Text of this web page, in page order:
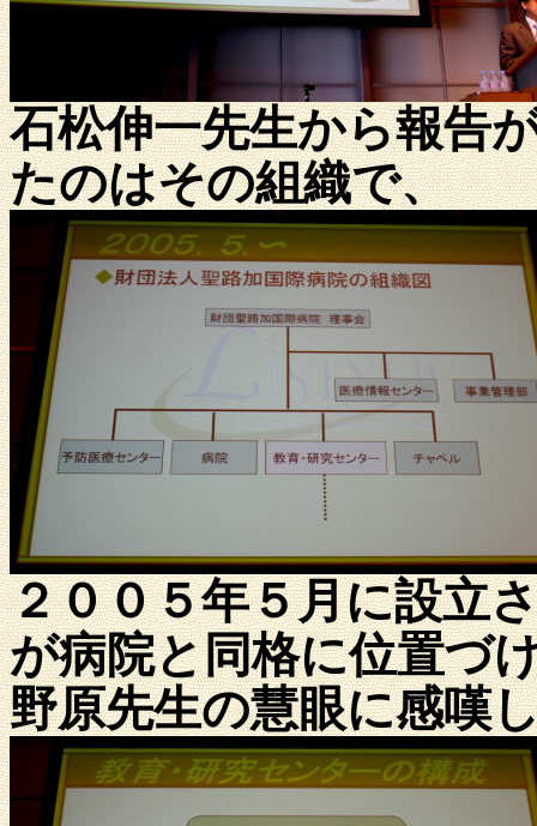
石松伸一先生から報告
たのはその組織で、
２００５年５月に設立
が病院と同格に位置づ
野原先生の慧眼に感嘆